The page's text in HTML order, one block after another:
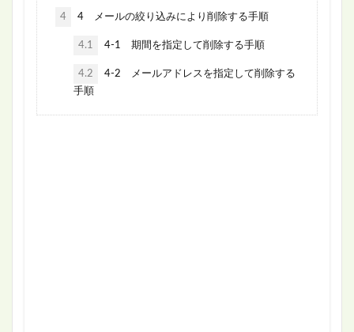
4 4 メールの絞り込みにより削除する手順
4.1 4-1 期間を指定して削除する手順
4.2
4-2 メールアドレスを指定して削除する
手順